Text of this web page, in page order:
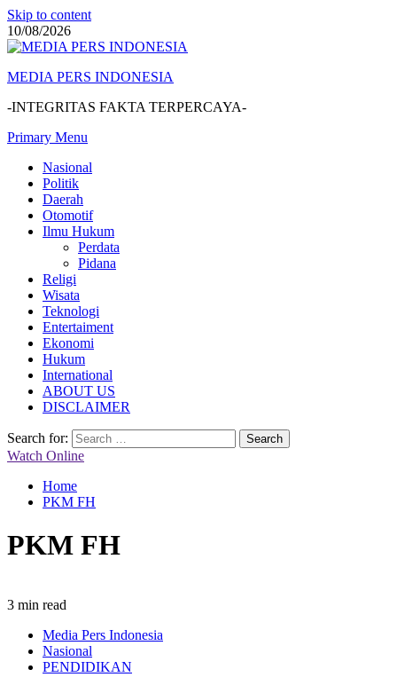
Skip to content
10/08/2026
MEDIA PERS INDONESIA
-INTEGRITAS FAKTA TERPERCAYA-
Primary Menu
Nasional
Politik
Daerah
Otomotif
Ilmu Hukum
Perdata
Pidana
Religi
Wisata
Teknologi
Entertaiment
Ekonomi
Hukum
International
ABOUT US
DISCLAIMER
Search for:
Watch Online
Home
PKM FH
PKM FH
3 min read
Media Pers Indonesia
Nasional
PENDIDIKAN